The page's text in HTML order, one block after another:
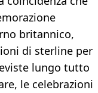
britannico,
di sterline per
lungo tutto
le celebrazioni